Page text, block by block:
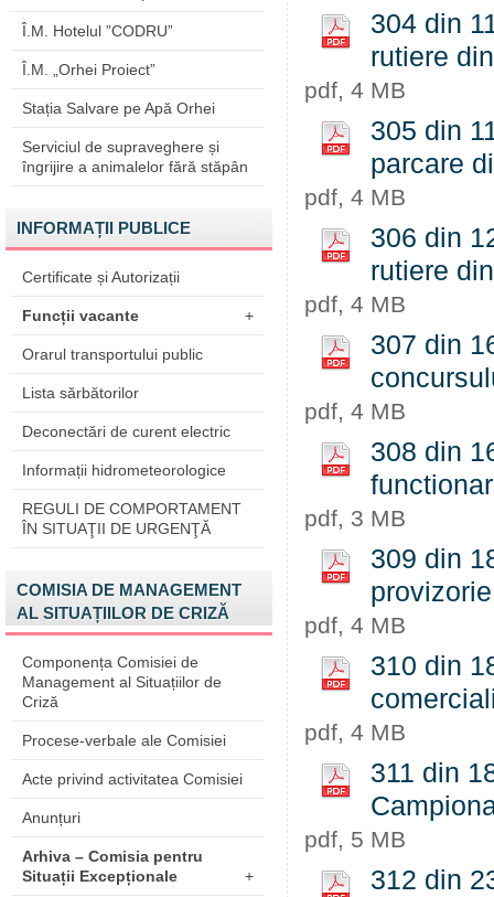
Î.M. Hotelul ”CODRU”
Î.M. „Orhei Proiect”
Stația Salvare pe Apă Orhei
Serviciul de supraveghere și
îngrijire a animalelor fără stăpân
INFORMAȚII PUBLICE
Certificate și Autorizații
Funcții vacante +
Orarul transportului public
Lista sărbătorilor
Deconectări de curent electric
Informații hidrometeorologice
REGULI DE COMPORTAMENT
ÎN SITUAŢII DE URGENŢĂ
COMISIA DE MANAGEMENT
AL SITUAȚIILOR DE CRIZĂ
Componența Comisiei de
Management al Situațiilor de
Criză
Procese-verbale ale Comisiei
Acte privind activitatea Comisiei
Anunțuri
Arhiva – Comisia pentru
Situații Excepționale
+
304 din
rutiere
pdf, 4 MB
305 din
parcare
pdf, 4 MB
306 din
rutiere
pdf, 4 MB
307 din
pdf, 4 MB
308 din
pdf, 3 MB
309 din
pdf, 4 MB
310 din
pdf, 4 MB
311 din
pdf, 5 MB
312 din